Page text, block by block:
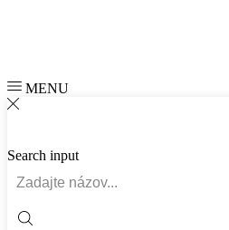
MENU
Search input